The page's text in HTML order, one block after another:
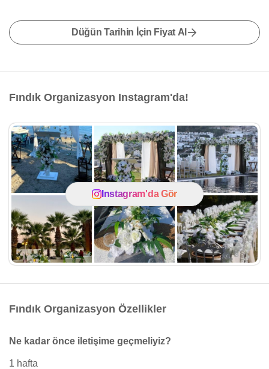
Düğün Tarihin İçin Fiyat Al
Fındık Organizasyon Instagram'da!
Instagram'da Gör
Fındık Organizasyon Özellikler
Ne kadar önce iletişime geçmeliyiz?
1 hafta